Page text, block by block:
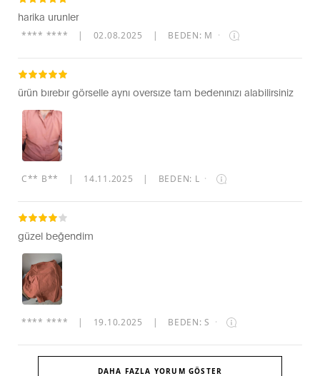
harika urunler
**** **** | 02.08.2025 | BEDEN: M ·
ürün bırebır görselle aynı oversıze tam bedenınızı alabilirsiniz
C** B** | 14.11.2025 | BEDEN: L ·
güzel beğendim
**** **** | 19.10.2025 | BEDEN: S ·
DAHA FAZLA YORUM GÖSTER